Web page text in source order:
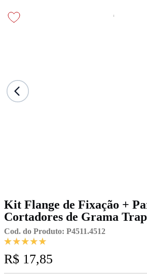
Kit Flange de Fixação +
Cortadores de Grama
Cod. do Produto: P4511.4512
R$ 17,85